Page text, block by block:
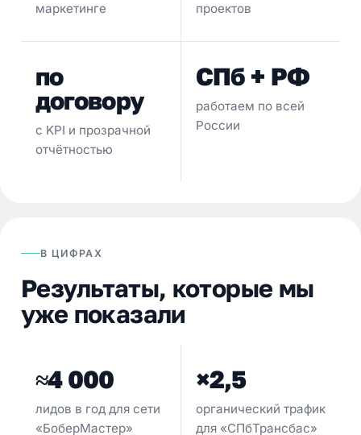
маркетинге
проектов
по
договору
с KPI и прозрачной
отчётностью
СПб + РФ
работаем по всей
России
В ЦИФРАХ
Результаты, которые мы
уже показали
≈4 000
лидов в год для сети
«БоберМастер»
×2,5
органический трафик
для «СПбТрансбас»